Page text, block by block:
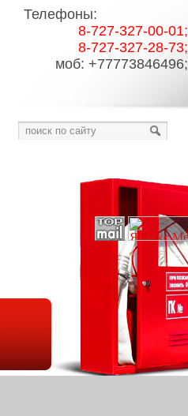
Телефоны:
8-727-327-00-01;
8-727-327-28-73;
моб: +77773846496;